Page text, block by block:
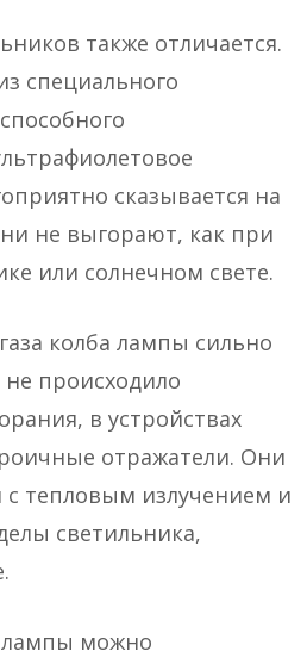
также отличается.
специального
сказывается на
не выгорают, как при
или солнечном свете.
колба лампы сильно
не происходило
в устройствах
отражатели. Они
тепловым излучением и
светильника,
лампы можно